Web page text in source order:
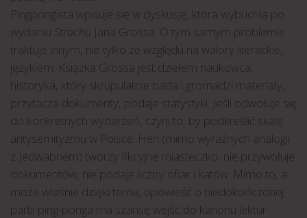
Pingpongista wpisuje się w dyskusję, która wybuchła po
wydaniu Strachu Jana Grossa. O tym samym problemie
traktuje innym, nie tylko ze względu na walory literackie,
językiem. Książka Grossa jest dziełem naukowca,
historyka, który skrupulatnie bada i gromadzi materiały,
przytacza dokumenty, podaje statystyki. Jeśli odwołuje się
do konkretnych wydarzeń, czyni to, by podkreślić skalę
antysemityzmu w Polsce. Hen (mimo wyraźnych analogii
z Jedwabnem) tworzy fikcyjne miasteczko, nie przywołuje
dokumentów, nie podaje liczby ofiar i katów. Mimo to, a
może właśnie dzięki temu, opowieść o niedokończonej
partii ping-ponga ma szansę wejść do kanonu lektur